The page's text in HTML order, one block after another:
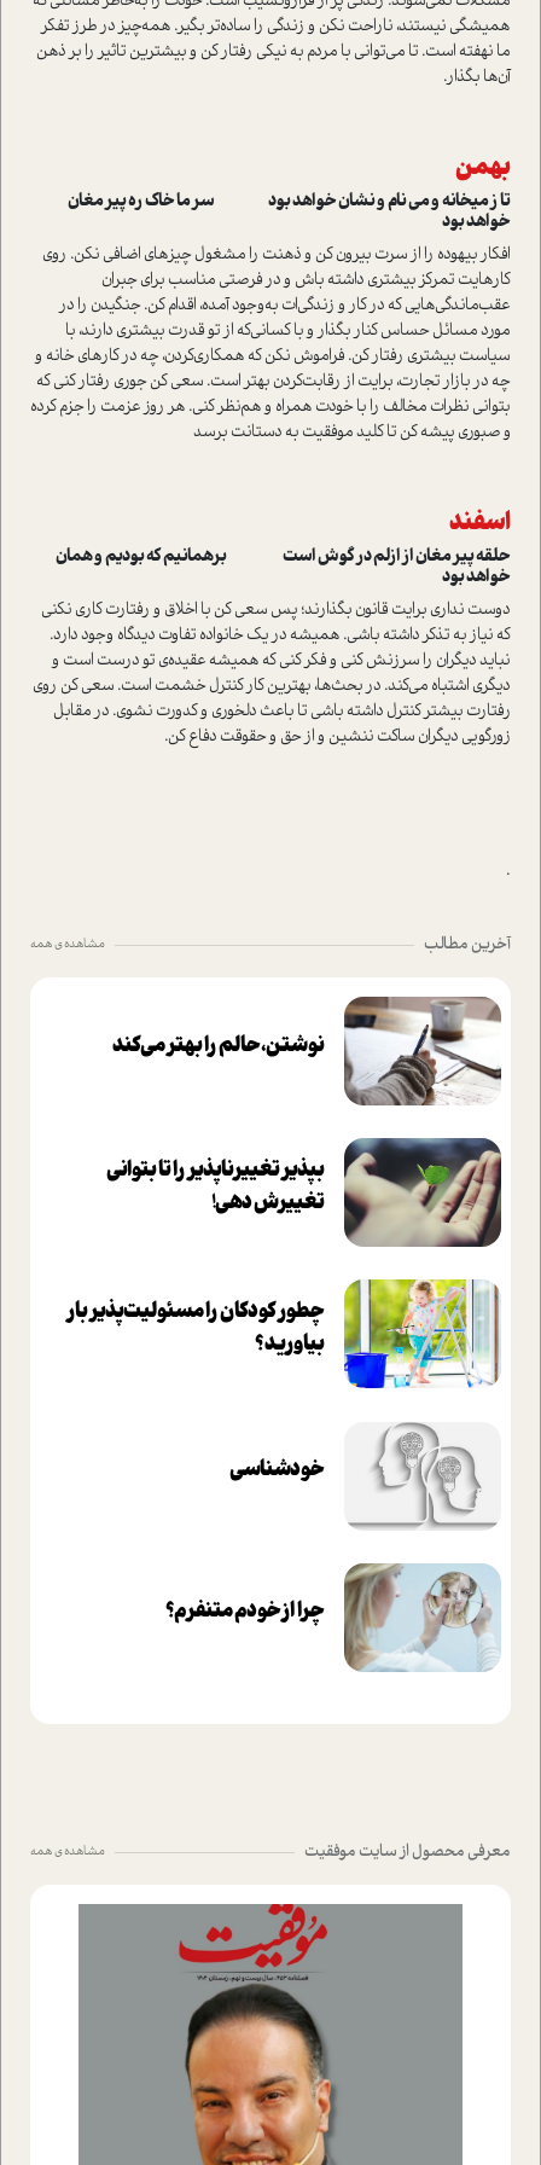
همیشگی نیستند، ناراحت نکن و زندگی را ساده‌تر بگیر. همه‌چیز در طرز تفکر
ما نهفته است. تا می‌توانی با مردم به نیکی رفتار کن و بیشترین تاثیر را بر ذهن
آن‌ها بگذار.
بهمن
تا ز میخانه و می نام و نشان خواهد بود سر ما خاک ره پیر مغان
خواهد بود
افکار بیهوده را از سرت بیرون کن و ذهنت را مشغول چیزهای اضافی نکن. روی
کارهایت تمرکز بیشتری داشته باش و در فرصتی مناسب برای جبران
عقب‌ماندگی‌هایی که در کار و زندگی‌ات به‌وجود آمده، اقدام کن. جنگیدن را در
مورد مسائل حساس کنار بگذار و با کسانی‌که از تو قدرت بیشتری دارند، با
سیاست بیشتری رفتار کن. فراموش نکن که همکاری‌کردن، چه در کارهای خانه و
چه در بازار تجارت، برایت از رقابت‌کردن بهتر است. سعی کن جوری رفتار کنی که
بتوانی نظرات مخالف را با خودت همراه و هم‌نظر کنی. هر روز عزمت را جزم کرده
و صبوری پیشه کن تا کلید موفقیت به دستانت برسد
اسفند
حلقه پیر مغان از ازلم در گوش است برهمانیم که بودیم و همان
خواهد بود
دوست نداری برایت قانون بگذارند؛ پس سعی کن با اخلاق و رفتارت کاری نکنی
که نیاز به تذکر داشته باشی. همیشه در یک خانواده تفاوت دیدگاه وجود دارد.
نباید دیگران را سرزنش کنی و فکر کنی که همیشه عقیده‌ی تو درست است و
دیگری اشتباه می‌کند. در بحث‌ها، بهترین کار کنترل خشمت است. سعی کن روی
رفتارت بیشتر کنترل داشته باشی تا باعث دلخوری و کدورت نشوی. در مقابل
زورگویی دیگران ساکت ننشین و از حق و حقوقت دفاع کن.
.
آخرین مطالب مشاهده ی همه
نوشتن، حالم را بهتر می‌کند
بپذير تغييرناپذير را تا بتواني
تغييرش دهي!‏
چطور کودکان را مسئولیت‌پذیر بار
بیاورید؟
خودشناسی
چرا از خودم متنفرم؟
معرفی محصول از سایت موفقیت مشاهده ی همه